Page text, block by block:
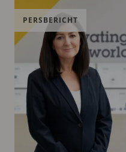
PERSBERICHT